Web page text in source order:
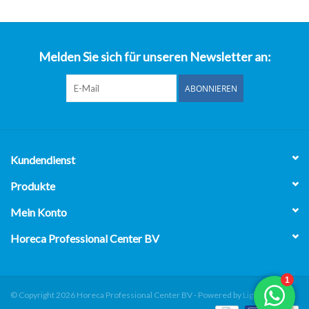
Melden Sie sich für unseren Newsletter an:
ABONNIEREN
Kundendienst
Produkte
Mein Konto
Horeca Professional Center BV
© Copyright 2026 Horeca Professional Center BV - Powered by Lightspeed